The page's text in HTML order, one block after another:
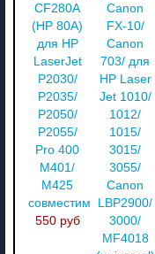
CF280A
(HP 80A)
для HP
LaserJet
P2030/
P2035/
P2050/
P2055/
Pro 400
M401/
M425
совместимый
550 руб
Canon
FX-10/
Canon
703/ для
HP Laser
Jet 1010/
1012/
1015/
3015/
3055/
Canon
LBP2900/
3000/
MF4018